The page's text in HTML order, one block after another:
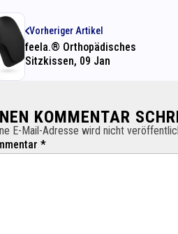
Vorheriger Artikel
feela.® Orthopädisches
Sitzkissen, 09 Jan
KOMMENTAR
E-Mail-Adresse wird nicht
*